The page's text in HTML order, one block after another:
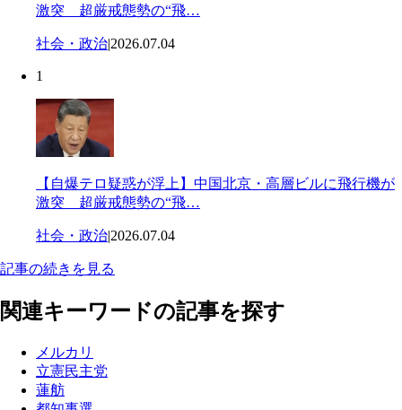
激突 超厳戒態勢の“飛…
社会・政治|2026.07.04
1
【自爆テロ疑惑が浮上】中国北京・高層ビルに飛行機が
激突 超厳戒態勢の“飛…
社会・政治|2026.07.04
記事の続きを見る
関連キーワードの記事を探す
メルカリ
立憲民主党
蓮舫